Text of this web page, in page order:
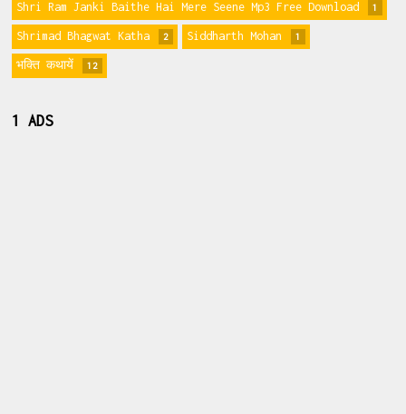
Shri Ram Janki Baithe Hai Mere Seene Mp3 Free Download 1
Shrimad Bhagwat Katha 2 Siddharth Mohan 1
भक्ति कथायें 12
1 ADS